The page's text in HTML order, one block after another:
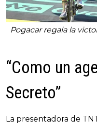
Pogacar regala la
“Como un
Secreto”
La presentadora de